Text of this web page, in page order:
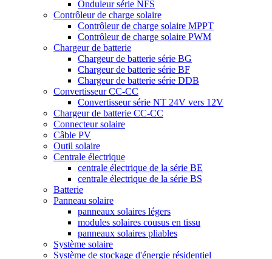
Onduleur série NFS
Contrôleur de charge solaire
Contrôleur de charge solaire MPPT
Contrôleur de charge solaire PWM
Chargeur de batterie
Chargeur de batterie série BG
Chargeur de batterie série BF
Chargeur de batterie série DDB
Convertisseur CC-CC
Convertisseur série NT 24V vers 12V
Chargeur de batterie CC-CC
Connecteur solaire
Câble PV
Outil solaire
Centrale électrique
centrale électrique de la série BE
centrale électrique de la série BS
Batterie
Panneau solaire
panneaux solaires légers
modules solaires cousus en tissu
panneaux solaires pliables
Système solaire
Système de stockage d'énergie résidentiel